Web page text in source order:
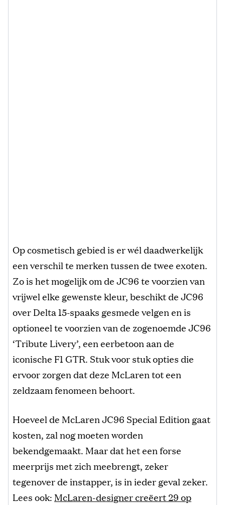
Op cosmetisch gebied is er wél daadwerkelijk
een verschil te merken tussen de twee exoten.
Zo is het mogelijk om de JC96 te voorzien van
vrijwel elke gewenste kleur, beschikt de JC96
over Delta 15-spaaks gesmede velgen en is
optioneel te voorzien van de zogenoemde JC96
‘Tribute Livery’, een eerbetoon aan de
iconische F1 GTR. Stuk voor stuk opties die
ervoor zorgen dat deze McLaren tot een
zeldzaam fenomeen behoort.
Hoeveel de McLaren JC96 Special Edition gaat
kosten, zal nog moeten worden
bekendgemaakt. Maar dat het een forse
meerprijs met zich meebrengt, zeker
tegenover de instapper, is in ieder geval zeker.
Lees ook: McLaren-designer creëert 29 op